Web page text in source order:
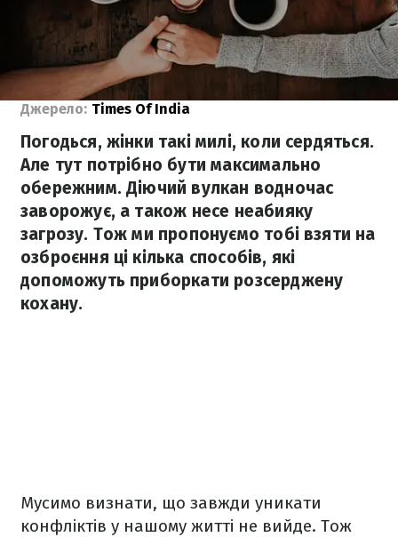
Джерело: Times Of India
Погодься, жінки такі милі, коли сердяться.
Але тут потрібно бути максимально
обережним. Діючий вулкан водночас
заворожує, а також несе неабияку
загрозу. Тож ми пропонуємо тобі взяти на
озброєння ці кілька способів, які
допоможуть приборкати розсерджену
кохану.
Мусимо визнати, що завжди уникати
конфліктів у нашому житті не вийде. Тож